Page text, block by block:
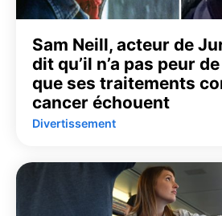
Sam Neill, acteur de
dit qu’il n’a pas peur
que ses traitements
cancer échouent
Divertissement